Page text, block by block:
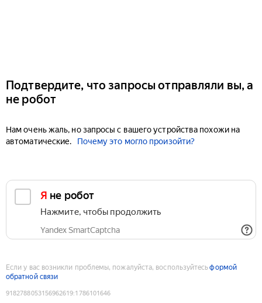
Подтвердите, что запросы отправляли вы, а
не робот
Нам очень жаль, но запросы с вашего устройства похожи на
автоматические.
Почему это могло произойти?
Я не робот
Нажмите, чтобы продолжить
Yandex SmartCaptcha
Если у вас возникли проблемы, пожалуйста, воспользуйтесьформой
обратной связи
9182788053156962619:1786101646